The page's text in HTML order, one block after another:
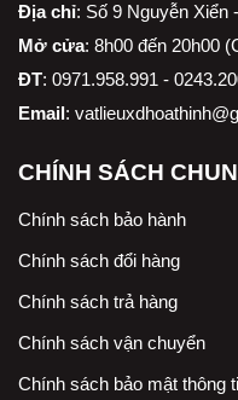
Địa chỉ: Số 9 Nguyễn Xiển
Mở cửa: 8h00 đến 20h00
ĐT: 0971.958.991 -
Email:
CHÍNH SÁCH
Chính sách bảo hành
Chính sách đổi hàng
Chính sách trả hàng
Chính sách vận chuyển
Chính sách bảo mật thông